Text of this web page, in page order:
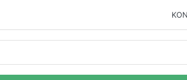
ein. Während Sie tippen, erscheinen